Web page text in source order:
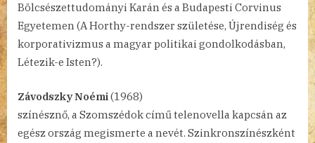
Bölcsészettudományi Karán és a Budapesti Corvinus
Egyetemen (A Horthy-rendszer születése, Újrendiség és
korporativizmus a magyar politikai gondolkodásban,
Létezik-e Isten?).
Závodszky Noémi(1968)
színésznő, a Szomszédok című telenovella kapcsán az
egész ország megismerte a nevét. Szinkronszínészként